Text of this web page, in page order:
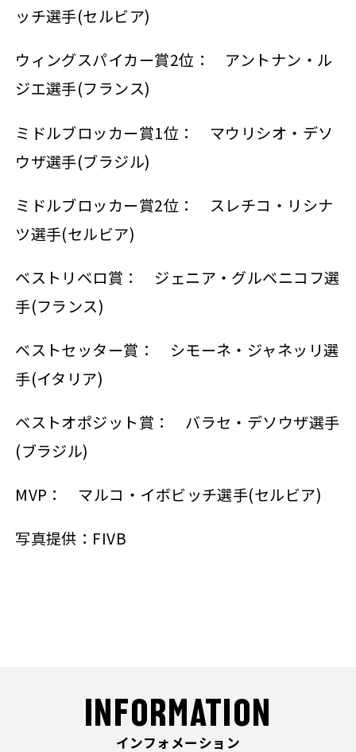
ッチ選手(セルビア)
ウィングスパイカー賞2位： アントナン・ル
ジエ選手(フランス)
ミドルブロッカー賞1位： マウリシオ・デソ
ウザ選手(ブラジル)
ミドルブロッカー賞2位： スレチコ・リシナ
ツ選手(セルビア)
ベストリベロ賞： ジェニア・グルベニコフ選
手(フランス)
ベストセッター賞： シモーネ・ジャネッリ選
手(イタリア)
ベストオポジット賞： バラセ・デソウザ選手
(ブラジル)
MVP： マルコ・イボビッチ選手(セルビア)
写真提供：FIVB
INFORMATION
インフォメーション